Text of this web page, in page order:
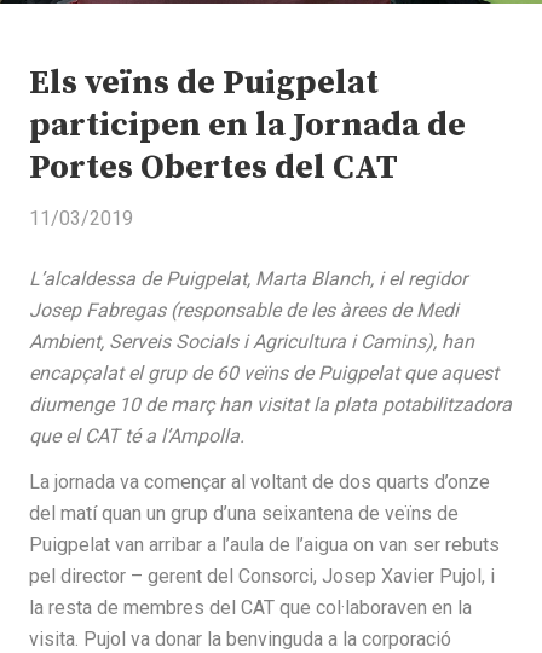
Els veïns de Puigpelat
participen en la Jornada de
Portes Obertes del CAT
11/03/2019
L’alcaldessa de Puigpelat, Marta Blanch, i el regidor
Josep Fabregas (responsable de les àrees de Medi
Ambient, Serveis Socials i Agricultura i Camins), han
encapçalat el grup de 60 veïns de Puigpelat que aquest
diumenge 10 de març han visitat la plata potabilitzadora
que el CAT té a l’Ampolla.
La jornada va començar al voltant de dos quarts d’onze
del matí quan un grup d’una seixantena de veïns de
Puigpelat van arribar a l’aula de l’aigua on van ser rebuts
pel director – gerent del Consorci, Josep Xavier Pujol, i
la resta de membres del CAT que col·laboraven en la
visita. Pujol va donar la benvinguda a la corporació